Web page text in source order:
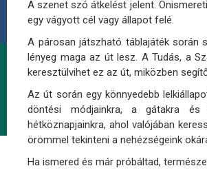
A szenet szó átkelést jelent.
egy vágyott cél vagy állapot felé.
A párosan játszható táblajáték során
lényeg maga az út lesz. A Tudás, a
keresztülvihet ez az út, miközben
Az út során egy könnyedebb
döntési módjainkra, a gátakra és
hétköznapjainkra, ahol valójában
örömmel tekinteni a nehézségeink
Ha ismered és már próbáltad,